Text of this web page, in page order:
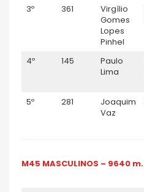
3º 361
Virgílio
Gomes
Lopes
Pinhel
4º 145
Paulo
Lima
5º 281
Joaquim
Vaz
M45 MASCULINOS – 9640 m.